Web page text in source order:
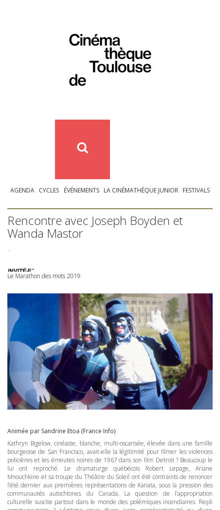
AGENDA CYCLES ÉVÉNEMENTS LA CINÉMATHÈQUE JUNIOR FESTIVALS
Rencontre avec Joseph Boyden et
Wanda Mastor
.
Le Marathon des mots 2019
Animée par Sandrine Etoa (France Info)
Kathryn Bigelow, cinéaste, blanche, multi-oscarisée, élevée dans une famille
bourgeoise de San Francisco, avait-elle la légitimité pour filmer les violences
policières et les émeutes noires de 1967 dans son film Detroit ? Beaucoup le
lui ont reproché. Le dramaturge québécois Robert Lepage, Ariane
Mnouchkine et sa troupe du Théâtre du Soleil ont été contraints de renoncer
l’été dernier aux premières représentations de Kanata, sous la pression des
communautés autochtones du Canada. La question de l’appropriation
culturelle suscite partout dans le monde des polémiques incendiaires. Repli